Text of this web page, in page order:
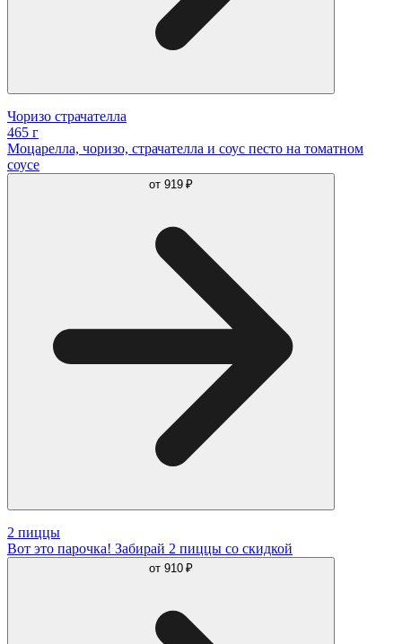
Чоризо страчателла
465 г
Моцарелла, чоризо, страчателла и соус песто на томатном
соусе
от 919 ₽
2 пиццы
Вот это парочка! Забирай 2 пиццы со скидкой
от 910 ₽